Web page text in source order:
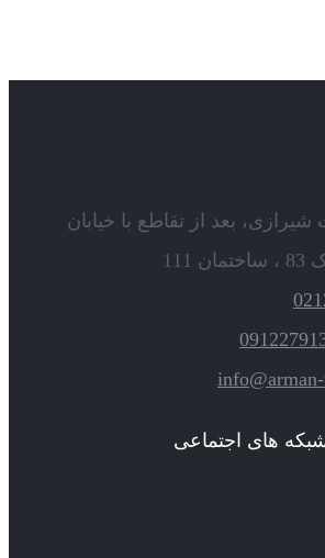
بعد از تقاطع با خیابان
های اجتماعی